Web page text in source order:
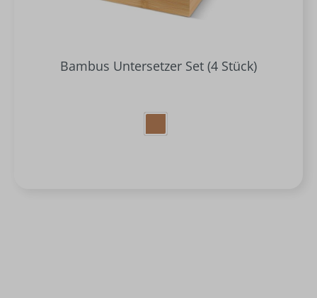
Bambus Untersetzer Set (4 Stück)